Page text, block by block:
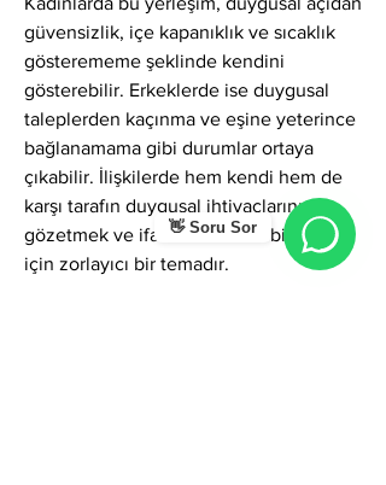
👋 Soru Sor
güvensizlik, içe kapanıklık ve sıcaklık
gösterememe şeklinde kendini
gösterebilir. Erkeklerde ise duygusal
taleplerden kaçınma ve eşine yeterince
bağlanamama gibi durumlar ortaya
çıkabilir. İlişkilerde hem kendi hem de
karşı tarafın duygusal ihtiyaçlarını
gözetmek ve ifade etmek bu bireyler
için zorlayıcı bir temadır.